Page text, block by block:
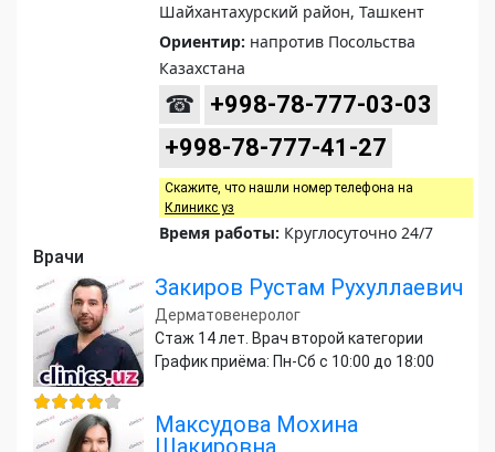
Шайхантахурский район, Ташкент
Ориентир: напротив Посольства
Казахстана
☎
+998-78-777-03-03
+998-78-777-41-27
Скажите, что нашли номер телефона на
Клиникс уз
Время работы: Круглосуточно 24/7
Врачи
Закиров Рустам Рухуллаевич
Дерматовенеролог
Стаж 14 лет. Врач второй категории
График приёма: Пн-Сб с 10:00 до 18:00
Максудова Мохина